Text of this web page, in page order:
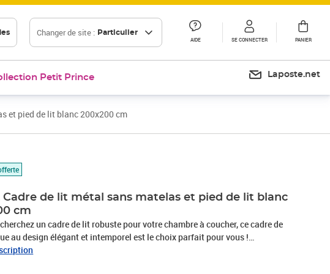
Changer de site : Particulier
AIDE SE CONNECTER PANIER
Petit Prince Laposte.net
et pied de lit blanc 200x200 cm
Cadre de lit métal sans matelas et pied de lit blanc
cm
un cadre de lit robuste pour votre chambre à coucher, ce cadre de
au design élégant et intemporel est le choix parfait pour vous !
métallique robuste : le cadre de lit est en acier. L'acier est un matériau
€